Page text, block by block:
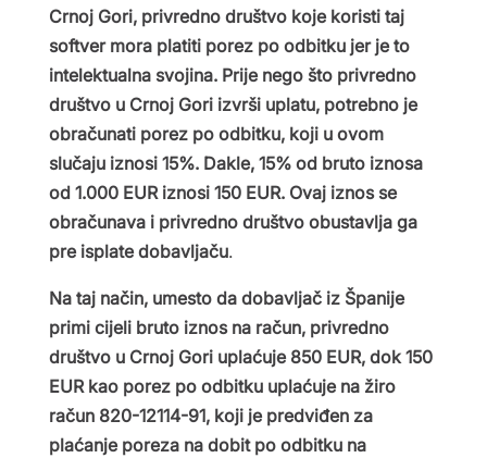
Crnoj Gori, privredno društvo koje koristi taj
softver mora platiti porez po odbitku jer je to
intelektualna svojina. Prije nego što privredno
društvo u Crnoj Gori izvrši uplatu, potrebno je
obračunati porez po odbitku, koji u ovom
slučaju iznosi 15%. Dakle, 15% od bruto iznosa
od 1.000 EUR iznosi 150 EUR. Ovaj iznos se
obračunava i privredno društvo obustavlja ga
pre isplate dobavljaču.
Na taj način, umesto da dobavljač iz Španije
primi cijeli bruto iznos na račun, privredno
društvo u Crnoj Gori uplaćuje 850 EUR, dok 150
EUR kao porez po odbitku uplaćuje na žiro
račun 820-12114-91, koji je predviđen za
plaćanje poreza na dobit po odbitku na